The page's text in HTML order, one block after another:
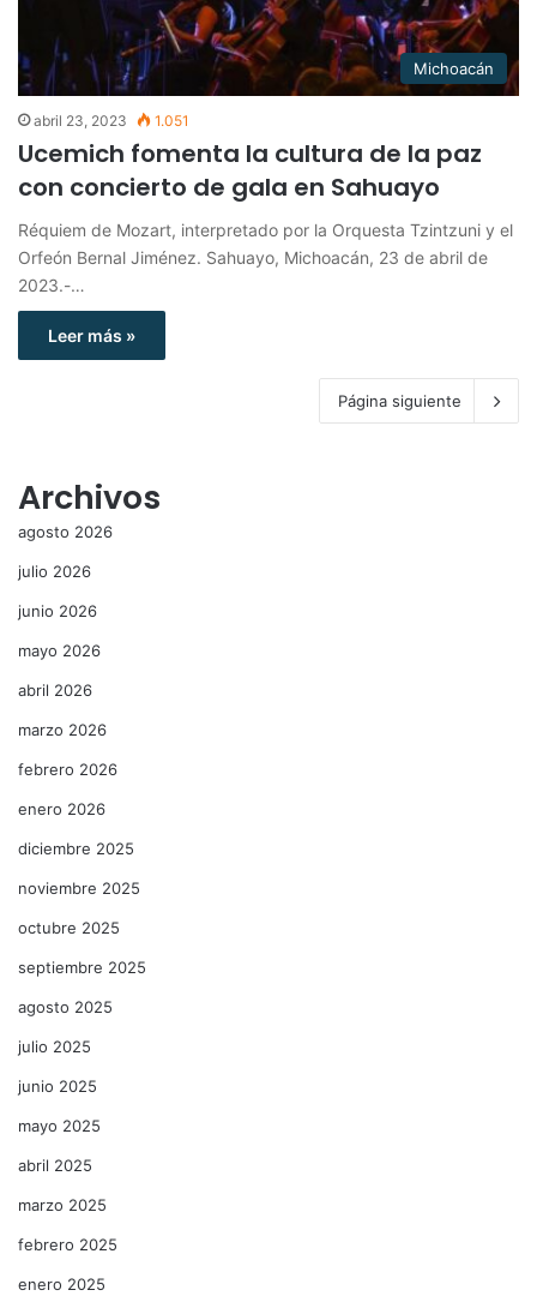
Michoacán
abril 23, 2023 1.051
Ucemich fomenta la cultura de la paz
con concierto de gala en Sahuayo
Réquiem de Mozart, interpretado por la Orquesta Tzintzuni y el
Orfeón Bernal Jiménez. Sahuayo, Michoacán, 23 de abril de
2023.-…
Leer más »
Página siguiente
Archivos
agosto 2026
julio 2026
junio 2026
mayo 2026
abril 2026
marzo 2026
febrero 2026
enero 2026
diciembre 2025
noviembre 2025
octubre 2025
septiembre 2025
agosto 2025
julio 2025
junio 2025
mayo 2025
abril 2025
marzo 2025
febrero 2025
enero 2025